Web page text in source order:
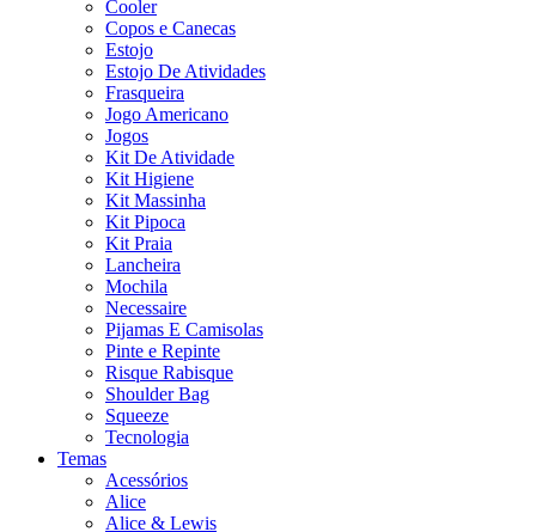
Cooler
Copos e Canecas
Estojo
Estojo De Atividades
Frasqueira
Jogo Americano
Jogos
Kit De Atividade
Kit Higiene
Kit Massinha
Kit Pipoca
Kit Praia
Lancheira
Mochila
Necessaire
Pijamas E Camisolas
Pinte e Repinte
Risque Rabisque
Shoulder Bag
Squeeze
Tecnologia
Temas
Acessórios
Alice
Alice & Lewis